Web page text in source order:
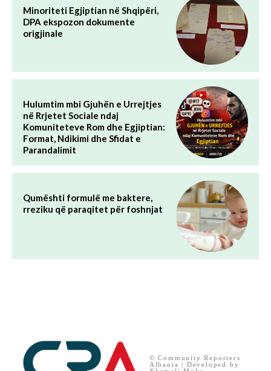
Minoriteti Egjiptian në Shqipëri,
DPA ekspozon dokumente
origjinale
Hulumtim mbi Gjuhën e Urrejtjes
në Rrjetet Sociale ndaj
Komuniteteve Rom dhe Egjiptian:
Format, Ndikimi dhe Sfidat e
Parandalimit
Qumështi formulë me baktere,
rreziku që paraqitet për foshnjat
© Community Reporters
Albania | Developed by